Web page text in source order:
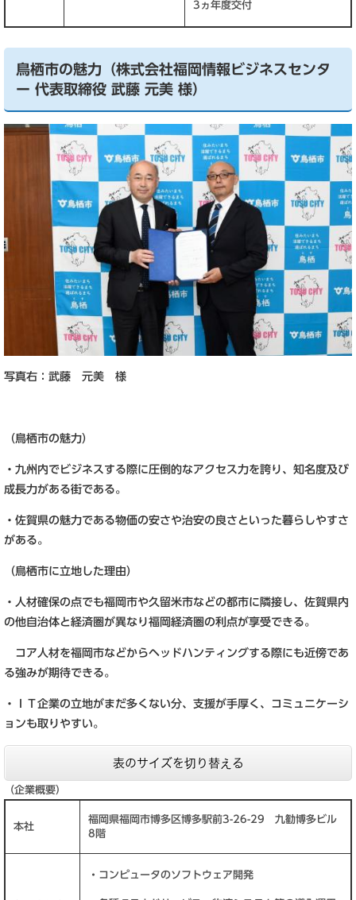
3ヵ年度交付
鳥栖市の魅力（株式会社福岡情報ビジネスセンタ
ー 代表取締役 武藤 元美 様）
写真右：武藤 元美 様
（鳥栖市の魅力）
・九州内でビジネスする際に圧倒的なアクセス力を誇り、知名度及び
成長力がある街である。
・佐賀県の魅力である物価の安さや治安の良さといった暮らしやすさ
がある。
（鳥栖市に立地した理由）
・人材確保の点でも福岡市や久留米市などの都市に隣接し、佐賀県内
の他自治体と経済圏が異なり福岡経済圏の利点が享受できる。
コア人材を福岡市などからヘッドハンティングする際にも近傍であ
る強みが期待できる。
・ＩＴ企業の立地がまだ多くない分、支援が手厚く、コミュニケーシ
ョンも取りやすい。
表のサイズを切り替える
（企業概要）
本社
福岡県福岡市博多区博多駅前3-26-29 九勧博多ビル
8階
・コンピュータのソフトウェア開発